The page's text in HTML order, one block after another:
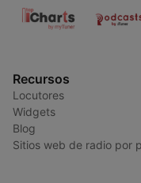
Recursos
Locutores
Widgets
Blog
Sitios web de radio por